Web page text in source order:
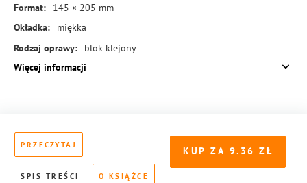
Format:
145 × 205 mm
Okładka:
miękka
Rodzaj oprawy:
blok klejony
ISBN:
978-83-8384-087-1
Więcej informacji
KUP ZA 9.36
PRZECZYTAJ
SPIS TREŚCI O KSIĄŻCE